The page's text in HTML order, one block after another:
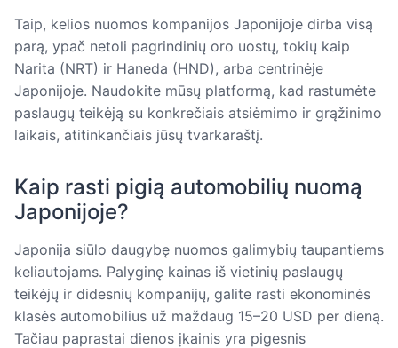
Taip, kelios nuomos kompanijos Japonijoje dirba visą
parą, ypač netoli pagrindinių oro uostų, tokių kaip
Narita (NRT) ir Haneda (HND), arba centrinėje
Japonijoje. Naudokite mūsų platformą, kad rastumėte
paslaugų teikėją su konkrečiais atsiėmimo ir grąžinimo
laikais, atitinkančiais jūsų tvarkaraštį.
Kaip rasti pigią automobilių nuomą
Japonijoje?
Japonija siūlo daugybę nuomos galimybių taupantiems
keliautojams. Palyginę kainas iš vietinių paslaugų
teikėjų ir didesnių kompanijų, galite rasti ekonominės
klasės automobilius už maždaug 15–20 USD per dieną.
Tačiau paprastai dienos įkainis yra pigesnis